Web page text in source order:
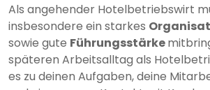
Als angehender Hotelbetriebswirt
insbesondere ein starkes
sowie gute Führungsstärke
späteren Arbeitsalltag als
es zu deinen Aufgaben, deine